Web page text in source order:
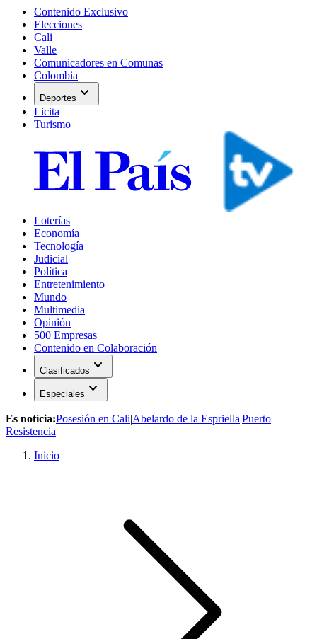
Contenido Exclusivo
Elecciones
Cali
Valle
Comunicadores en Comunas
Colombia
Deportes expand_more
Licita
Turismo
Loterías
Economía
Tecnología
Judicial
Política
Entretenimiento
Mundo
Multimedia
Opinión
500 Empresas
Contenido en Colaboración
Clasificados expand_more
Especiales expand_more
Es noticia:Posesión en Cali|Abelardo de la Espriella|Puerto
Resistencia
Inicio